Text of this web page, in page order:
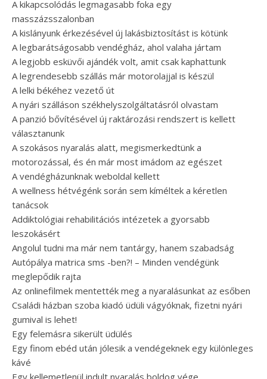
A kikapcsolódás legmagasabb foka egy
masszázsszalonban
A kislányunk érkezésével új lakásbiztosítást is kötünk
A legbarátságosabb vendégház, ahol valaha jártam
A legjobb esküvői ajándék volt, amit csak kaphattunk
A legrendesebb szállás már motorolajjal is készül
A lelki békéhez vezető út
A nyári szálláson székhelyszolgáltatásról olvastam
A panzió bővítésével új raktározási rendszert is kellett
választanunk
A szokásos nyaralás alatt, megismerkedtünk a
motorozással, és én már most imádom az egészet
A vendégházunknak weboldal kellett
A wellness hétvégénk során sem kíméltek a kéretlen
tanácsok
Addiktológiai rehabilitációs intézetek a gyorsabb
leszokásért
Angolul tudni ma már nem tantárgy, hanem szabadság
Autópálya matrica sms -ben?! – Minden vendégünk
meglepődik rajta
Az onlinefilmek mentették meg a nyaralásunkat az esőben
Családi házban szoba kiadó üdüli vágyóknak, fizetni nyári
gumival is lehet!
Egy felemásra sikerült üdülés
Egy finom ebéd után jólesik a vendégeknek egy különleges
kávé
Egy kellemetlenül indult nyaralás boldog vége